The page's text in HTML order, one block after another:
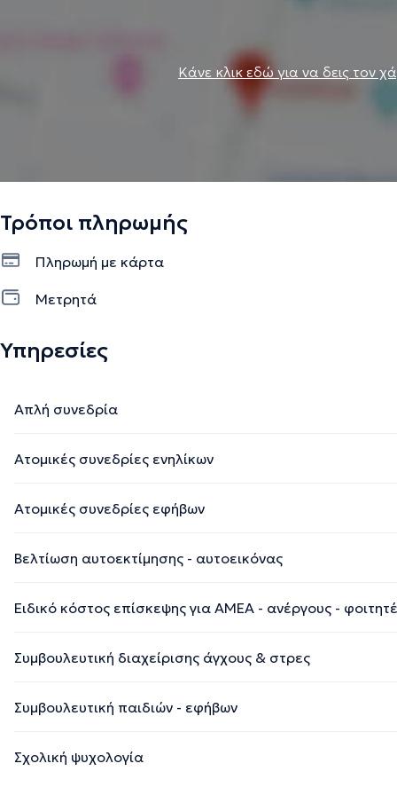
Κάνε κλικ εδώ για να δεις τον
Τρόποι πληρωμής
Πληρωμή με κάρτα
Μετρητά
Υπηρεσίες
Απλή συνεδρία
Ατομικές συνεδρίες ενηλίκων
Ατομικές συνεδρίες εφήβων
Βελτίωση αυτοεκτίμησης - αυτοεικόνας
Ειδικό κόστος επίσκεψης για ΑΜΕΑ - ανέργους -
Συμβουλευτική διαχείρισης άγχους & στρες
Συμβουλευτική παιδιών - εφήβων
Σχολική ψυχολογία